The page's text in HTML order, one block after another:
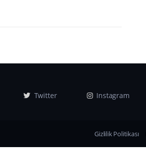
Twitter Instagram
Gizlilik Politikası